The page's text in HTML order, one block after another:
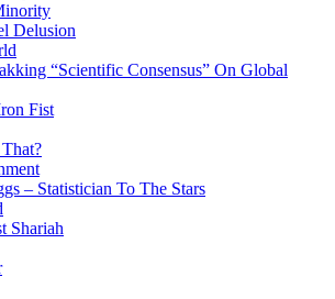
Delusion
“Scientific Consensus” On Global
Fist
– Statistician To The Stars
Shariah